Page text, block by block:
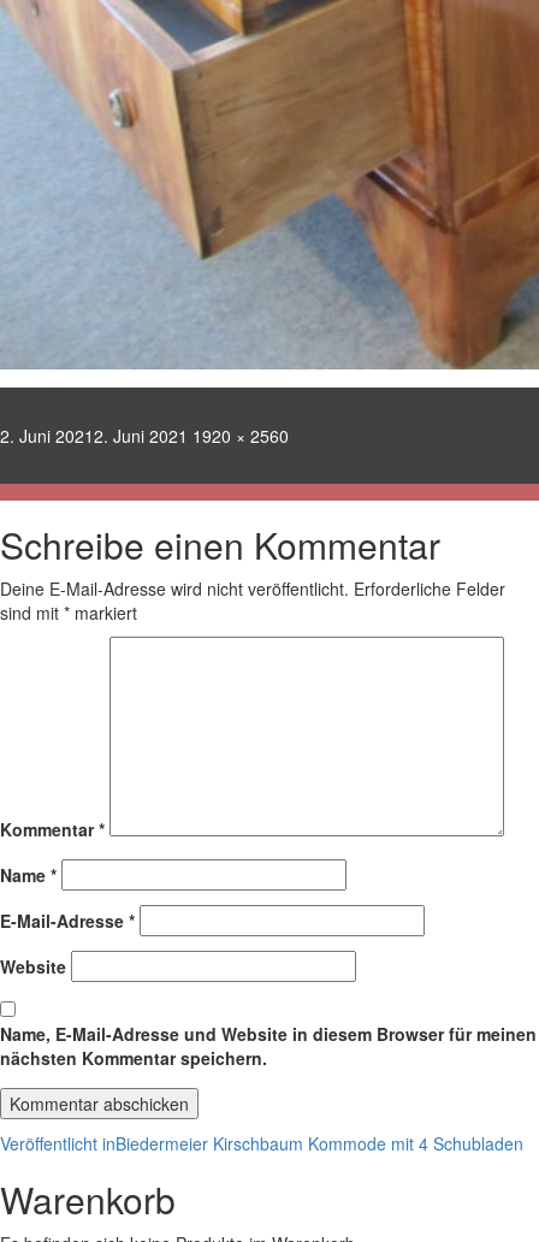
Veröffentlicht
2. Juni 20212. Juni 2021 Volle
1920 × 2560
Schreibe einen Kommentar
Deine E-Mail-Adresse wird nicht veröffentlicht. Erforderliche Felder
sind mit * markiert
Kommentar*
Name *
E-Mail-Adresse *
Website
Name, E-Mail-Adresse und Website in diesem Browser für meinen
nächsten Kommentar speichern.
Beitragsnavigation
Veröffentlicht inBiedermeier Kirschbaum Kommode mit 4 Schubladen
Warenkorb